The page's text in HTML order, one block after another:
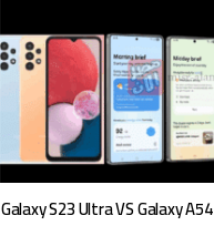
مراجعة سطوع الشاشة Galaxy S23 Ultra VS Galaxy A54